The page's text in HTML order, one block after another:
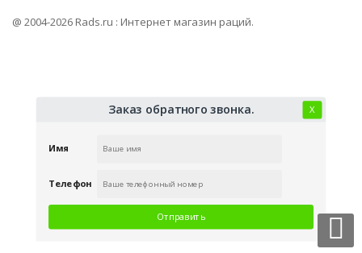
@ 2004-2026 Rads.ru : Интернет магазин раций.
Заказ обратного звонка.
Имя
Телефон
Отправить
Х